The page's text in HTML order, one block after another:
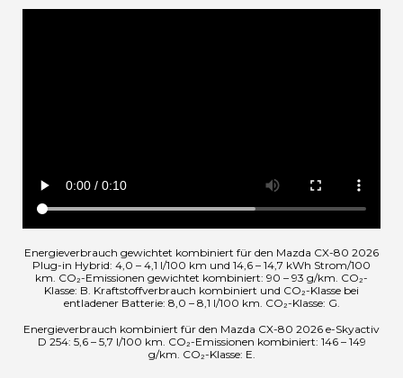
Energieverbrauch gewichtet kombiniert für den Mazda CX-80 2026
Plug-in Hybrid: 4,0 – 4,1 l/100 km und 14,6 – 14,7 kWh Strom/100
km. CO₂-Emissionen gewichtet kombiniert: 90 – 93 g/km. CO₂-
Klasse: B. Kraftstoffverbrauch kombiniert und CO₂-Klasse bei
entladener Batterie: 8,0 – 8,1 l/100 km. CO₂-Klasse: G.
Energieverbrauch kombiniert für den Mazda CX-80 2026 e-Skyactiv
D 254: 5,6 – 5,7 l/100 km. CO₂-Emissionen kombiniert: 146 – 149
g/km. CO₂-Klasse: E.